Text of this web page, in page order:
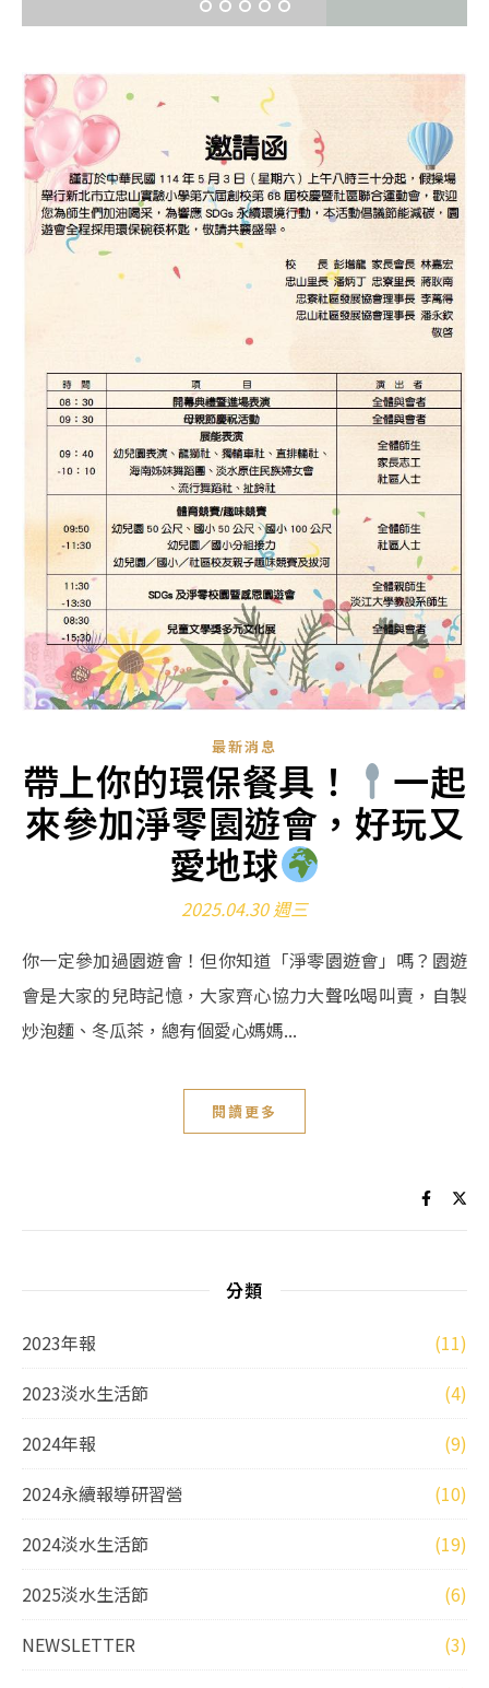
最新消息
帶上你的環保餐具！ 一起
來參加淨零園遊會，好玩又
愛地球
2025.04.30 週三
你一定參加過園遊會！但你知道「淨零園遊會」嗎？園遊
會是大家的兒時記憶，大家齊心協力大聲吆喝叫賣，自製
炒泡麵、冬瓜茶，總有個愛心媽媽...
閱讀更多
分類
2023年報
(11)
2023淡水生活節
(4)
2024年報
(9)
2024永續報導研習營
(10)
2024淡水生活節
(19)
2025淡水生活節
(6)
NEWSLETTER
(3)